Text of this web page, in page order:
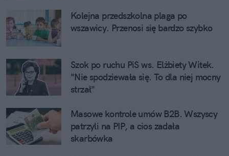
Kolejna przedszkolna plaga po
wszawicy. Przenosi się bardzo szybko
Szok po ruchu PiS ws. Elżbiety Witek.
"Nie spodziewała się. To dla niej mocny
strzał"
Masowe kontrole umów B2B. Wszyscy
patrzyli na PIP, a cios zadała
skarbówka